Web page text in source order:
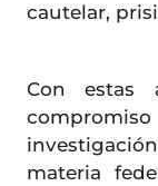
cautelar,
Con estas
materia